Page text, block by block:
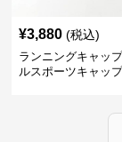
¥3,880 (税込)
ランニングキャッ
ルスポーツキャッ